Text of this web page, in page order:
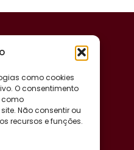
como cookies
O consentimento
como
Não consentir ou
recursos e funções.